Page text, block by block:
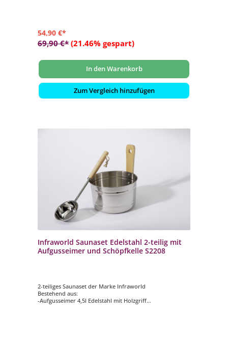
54,90 €*
69,90 €* (21.46% gespart)
In den Warenkorb
Zum Vergleich hinzufügen
Infraworld Saunaset Edelstahl 2-teilig mit
Aufgusseimer und Schöpfkelle S2208
2-teiliges Saunaset der Marke Infraworld
Bestehend aus:
-Aufgusseimer 4,5l Edelstahl mit Holzgriff